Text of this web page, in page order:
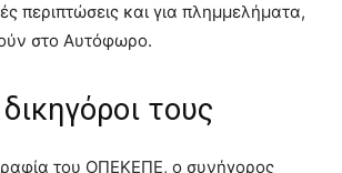
περιπτώσεις και για πλημμελήματα,
στο Αυτόφωρο.
δικηγόροι τους
του ΟΠΕΚΕΠΕ, ο συνήγορος